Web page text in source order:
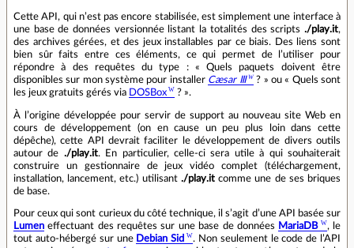
Cette API, qui n’est pas encore stabilisée, est simplement une interface à
une base de données versionnée listant la totalités des scripts ./play.it,
des archives gérées, et des jeux installables par ce biais. Des liens sont
bien sûr faits entre ces éléments, ce qui permet de l’utiliser pour
répondre à des requêtes du type : « Quels paquets doivent être
disponibles sur mon système pour installer Cæsar Ⅲ
? » ou « Quels sont
les jeux gratuits gérés via DOSBox ? ».
À l’origine développée pour servir de support au nouveau site Web en
cours de développement (on en cause un peu plus loin dans cette
dépêche), cette API devrait faciliter le développement de divers outils
autour de ./play.it. En particulier, celle‑ci sera utile à qui souhaiterait
construire un gestionnaire de jeux vidéo complet (téléchargement,
installation, lancement, etc.) utilisant ./play.itcomme une de ses briques
de base.
Pour ceux qui sont curieux du côté technique, il s’agit d’une API basée sur
Lumen effectuant des requêtes sur une base de données MariaDB
, le
tout auto‑hébergé sur une Debian Sid
. Non seulement le code de l’API